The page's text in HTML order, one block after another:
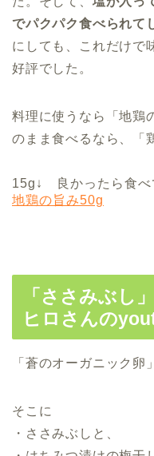
でパクパク食べられて
にしても、これだけで
好評でした。
料理に使うなら「地鶏
のまま食べるなら、「
15g↓ 良かったら食べ
地鶏の旨み50g
「ささみぶし
ヒロさんの
「蒼のオーガニック卵
そこに
・ささみぶしと、